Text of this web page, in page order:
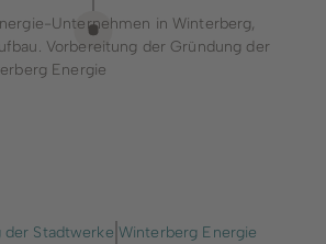
Unternehmen in Winterberg,
Vorbereitung der Gründung der
Energie
der Stadtwerke Winterberg Energie